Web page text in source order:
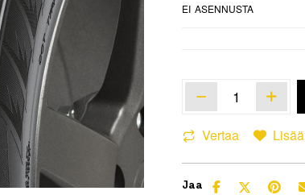
EI ASENNUSTA
Vertaa
Jaa